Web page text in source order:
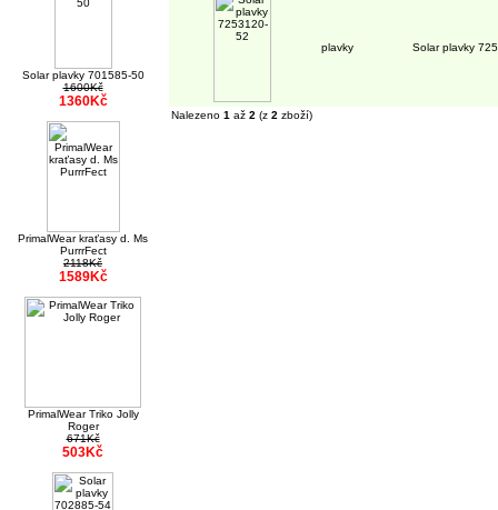
Solar plavky 701585-50
1600Kč
1360Kč
PrimalWear kraťasy d. Ms
PurrrFect
2118Kč
1589Kč
PrimalWear Triko Jolly
Roger
671Kč
503Kč
plavky Solar plavky
Nalezeno 1 až 2 (z 2 zboží)